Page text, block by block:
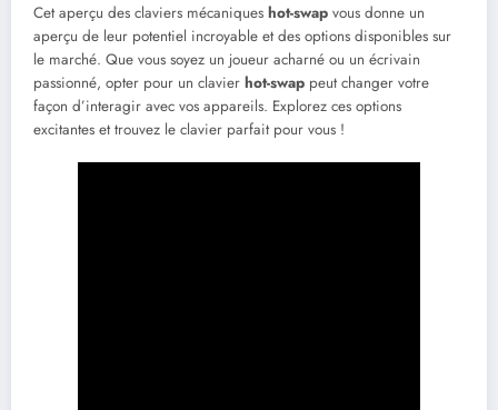
Cet aperçu des claviers mécaniques hot-swap vous donne un
aperçu de leur potentiel incroyable et des options disponibles sur
le marché. Que vous soyez un joueur acharné ou un écrivain
passionné, opter pour un clavier hot-swap peut changer votre
façon d’interagir avec vos appareils. Explorez ces options
excitantes et trouvez le clavier parfait pour vous !